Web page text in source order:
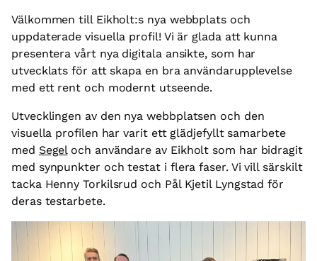
Välkommen till Eikholt:s nya webbplats och
uppdaterade visuella profil! Vi är glada att kunna
presentera vårt nya digitala ansikte, som har
utvecklats för att skapa en bra användarupplevelse
med ett rent och modernt utseende.
Utvecklingen av den nya webbplatsen och den
visuella profilen har varit ett glädjefyllt samarbete
med Segel och användare av Eikholt som har bidragit
med synpunkter och testat i flera faser. Vi vill särskilt
tacka Henny Torkilsrud och Pål Kjetil Lyngstad för
deras testarbete.